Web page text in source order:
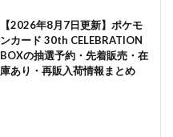
【2026年8月7日更新】ポケモ
ンカード 30th CELEBRATION
BOXの抽選予約・先着販売・在
庫あり・再販入荷情報まとめ